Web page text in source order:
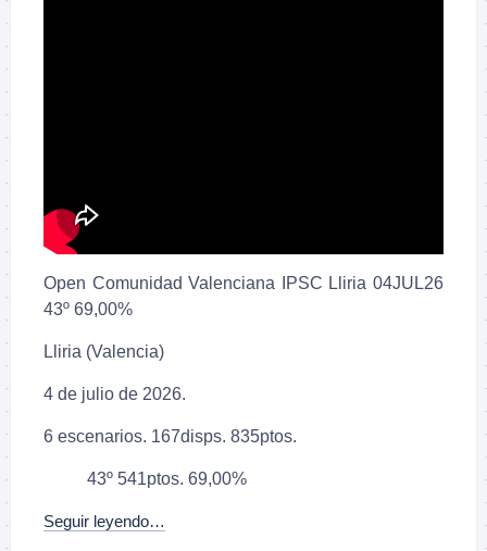
Open Comunidad Valenciana IPSC Lliria 04JUL26
43º 69,00%
Lliria (Valencia)
4 de julio de 2026.
6 escenarios. 167disps. 835ptos.
43º 541ptos. 69,00%
Seguir leyendo…